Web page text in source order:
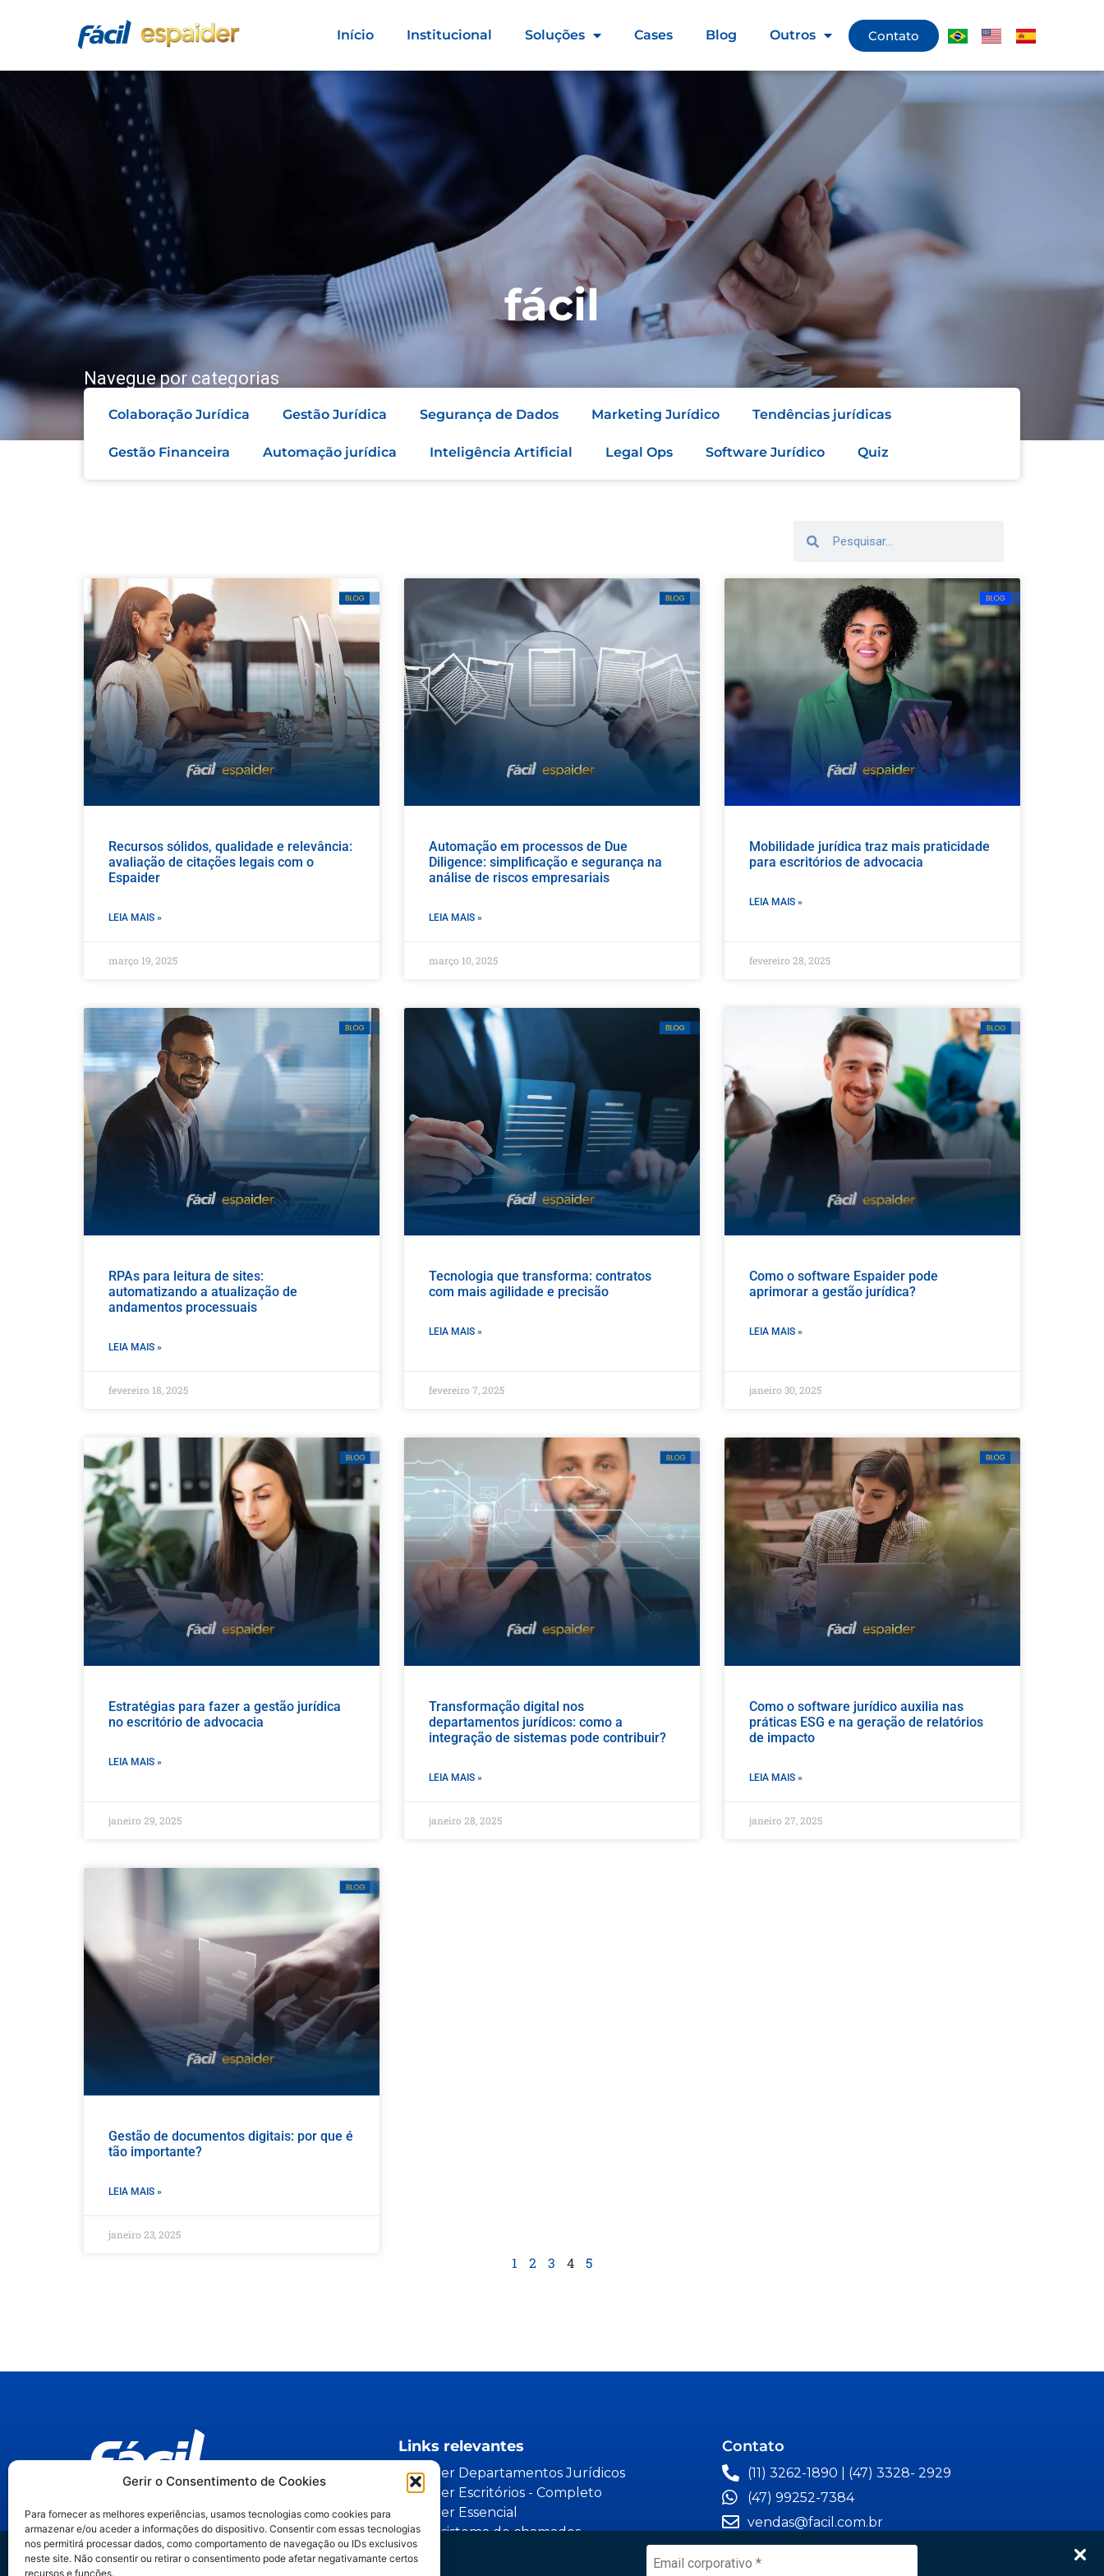
Trilha IA no Jurídico
Gerir o Consentimento de Cookies
Para fornecer as melhores experiências, usamos tecnologias como cookies para
armazenar e/ou aceder a informações do dispositivo. Consentir com essas tecnologias
nos permitirá processar dados, como comportamento de navegação ou IDs exclusivos
neste site. Não consentir ou retirar o consentimento pode afetar negativamante certos
recursos e funções.
Início Institucional Soluções Cases Blog Outros Contato
fácil
Navegue por categorias
Colaboração Jurídica Gestão Jurídica Segurança de Dados Marketing Jurídico Tendências jurídicas
Gestão Financeira Automação jurídica Inteligência Artificial Legal Ops Software Jurídico Quiz
Recursos sólidos, qualidade e relevância:
avaliação de citações legais com o
Espaider
LEIA MAIS »
março 19, 2025
Automação em processos de Due
Diligence: simplificação e segurança na
análise de riscos empresariais
LEIA MAIS »
março 10, 2025
Mobilidade jurídica traz mais praticidade
para escritórios de advocacia
LEIA MAIS »
fevereiro 28, 2025
RPAs para leitura de sites:
automatizando a atualização de
andamentos processuais
LEIA MAIS »
fevereiro 18, 2025
Tecnologia que transforma: contratos
com mais agilidade e precisão
LEIA MAIS »
fevereiro 7, 2025
Como o software Espaider pode
aprimorar a gestão jurídica?
LEIA MAIS »
janeiro 30, 2025
Estratégias para fazer a gestão jurídica
no escritório de advocacia
LEIA MAIS »
janeiro 29, 2025
Transformação digital nos
departamentos jurídicos: como a
integração de sistemas pode contribuir?
LEIA MAIS »
janeiro 28, 2025
Como o software jurídico auxilia nas
práticas ESG e na geração de relatórios
de impacto
LEIA MAIS »
janeiro 27, 2025
Gestão de documentos digitais: por que é
tão importante?
LEIA MAIS »
janeiro 23, 2025
1 2 3 4 5
Links relevantes
Espaider Departamentos Jurídicos
Espaider Escritórios - Completo
Espaider Essencial
TRM - sistema de chamados
Contato
(11) 3262-1890 | (47) 3328- 2929
(47) 99252-7384
vendas@facil.com.br
Matriz: Rua Ângelo Dias, 220,
Blumenau/SC - CEP: 89012-472